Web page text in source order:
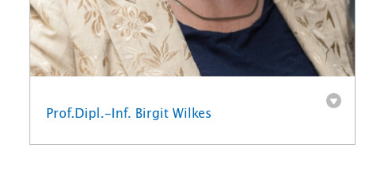
Prof.Dipl.-Inf. Birgit Wilkes